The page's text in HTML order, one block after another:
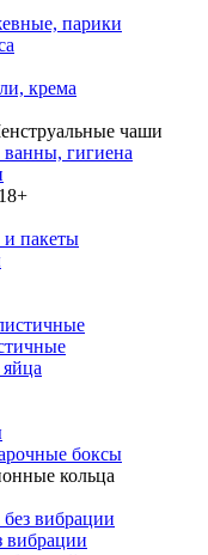
парики
крема
чаши
ванны, гигиена
пакеты
боксы
кольца
вибрации
вибрации